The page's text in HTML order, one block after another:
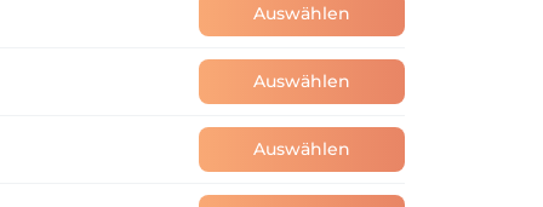
Auswählen
Auswählen
Auswählen